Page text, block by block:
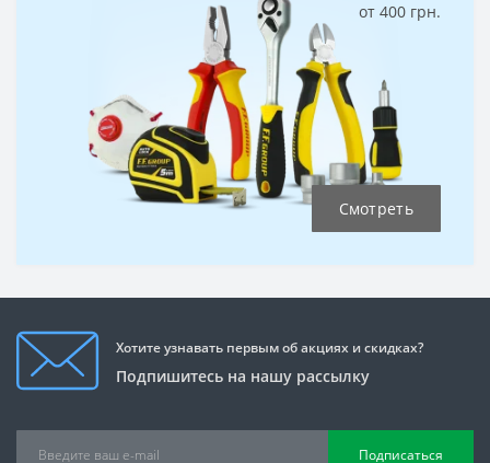
от 400 грн.
Смотреть
Хотите узнавать первым об акциях и скидках?
Подпишитесь на нашу рассылку
Подписаться